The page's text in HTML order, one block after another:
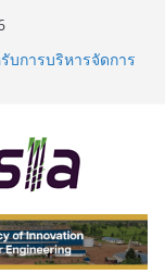
บการบริหารจัดการ
ม่ ผลิต PLA ครบ
องเอเชีย
โรงงาน 28 แห่งมี
ณภาพน้ำตาลและ